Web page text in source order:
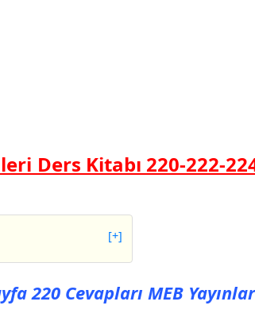
Ders Kitabı 220-222-
[+]
Cevapları MEB
220 Cevapları MEB